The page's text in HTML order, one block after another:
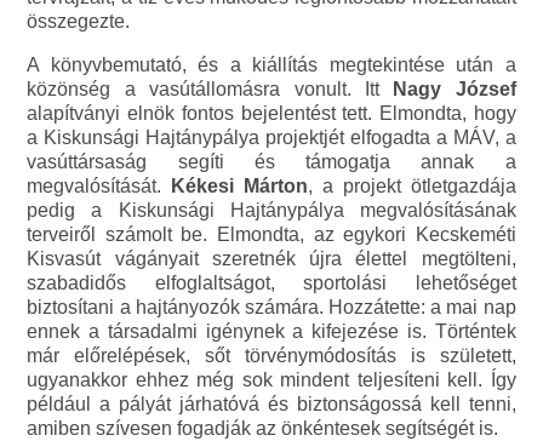
összegezte.
A könyvbemutató, és a kiállítás megtekintése után a
közönség a vasútállomásra vonult. Itt
Nagy József
alapítványi elnök fontos bejelentést tett. Elmondta, hogy
a Kiskunsági Hajtánypálya projektjét elfogadta a MÁV, a
vasúttársaság segíti és támogatja annak a
megvalósítását.
Kékesi Márton, a projekt ötletgazdája
pedig a Kiskunsági Hajtánypálya megvalósításának
terveiről számolt be. Elmondta, az egykori Kecskeméti
Kisvasút vágányait szeretnék újra élettel megtölteni,
szabadidős elfoglaltságot, sportolási lehetőséget
biztosítani a hajtányozók számára. Hozzátette: a mai nap
ennek a társadalmi igénynek a kifejezése is. Történtek
már előrelépések, sőt törvénymódosítás is született,
ugyanakkor ehhez még sok mindent teljesíteni kell. Így
például a pályát járhatóvá és biztonságossá kell tenni,
amiben szívesen fogadják az önkéntesek segítségét is.